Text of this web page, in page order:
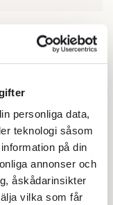
personliga data,
teknologi såsom
på din
annonser och
åskådarinsikter
vilka som får
sade nyligen
för
om
för den
halmdockor
att föra krig